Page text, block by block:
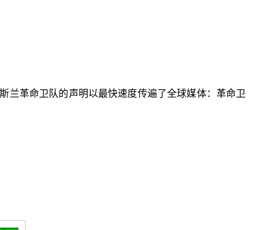
兰革命卫队的声明以最快速度传遍了全球媒体：革命卫